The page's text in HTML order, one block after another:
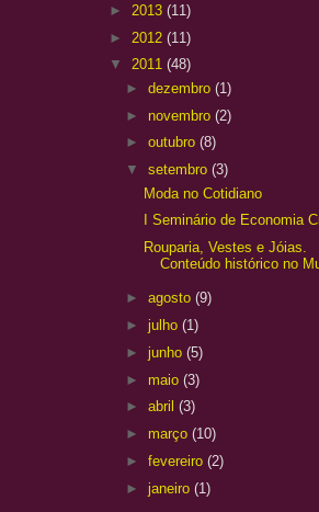
► 2013 (11)
► 2012 (11)
▼ 2011 (48)
►dezembro(1)
►novembro(2)
►outubro(8)
▼setembro(3)
Moda no Cotidiano
I Seminário de Economia
Rouparia, Vestes e Jóias.
Conteúdo histórico no
►agosto(9)
►julho(1)
►junho(5)
►maio(3)
►abril(3)
►março(10)
►fevereiro(2)
►janeiro(1)